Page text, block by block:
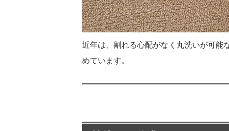
近年は、割れる心配がなく丸洗いが可能
めています。